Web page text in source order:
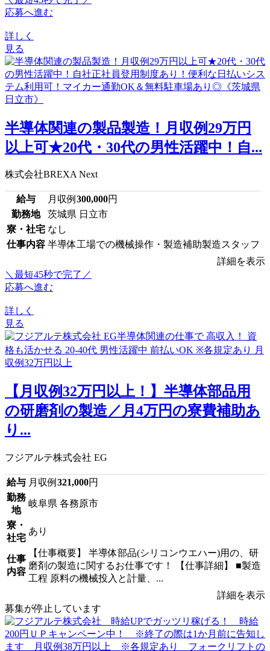
応募へ進む
詳しく
見る
半導体関連の製品製造！月収例29万円
以上可★20代・30代の男性活躍中！自...
株式会社BREXA Next
給与 月収例 300,000円
勤務地
茨城県 日立市
寮・社宅 なし
仕事内容 半導体工場での機械操作・製造補助製造スタッフ
詳細を表示
＼最短45秒で完了／
応募へ進む
詳しく
見る
【月収例32万円以上！】半導体部品用
の研磨剤の製造／月4万円の寮費補助あ
り...
フジアルテ株式会社 EG
給与 月収例 321,000円
勤務
地
岐阜県 各務原市
寮・
社宅
あり
仕事
内容
【仕事概要】 半導体部品(シリコンウエハー)用の、研
磨剤の製造に関するお仕事です！ 【仕事詳細】 ■製造
工程 原料の機械投入と計量、...
詳細を表示
募集が停止しています